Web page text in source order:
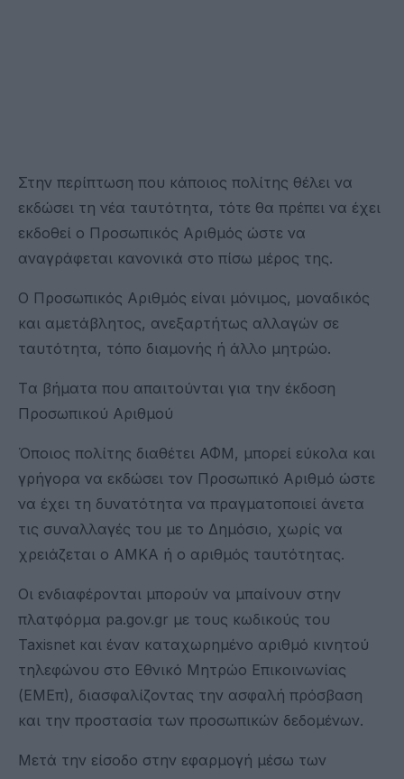
Στην περίπτωση που κάποιος πολίτης θέλει να
εκδώσει τη νέα ταυτότητα, τότε θα πρέπει να έχει
εκδοθεί ο Προσωπικός Αριθμός ώστε να
αναγράφεται κανονικά στο πίσω μέρος της.
Ο Προσωπικός Αριθμός είναι μόνιμος, μοναδικός
και αμετάβλητος, ανεξαρτήτως αλλαγών σε
ταυτότητα, τόπο διαμονής ή άλλο μητρώο.
Tα βήματα που απαιτούνται για την έκδοση
Προσωπικού Αριθμού
Όποιος πολίτης διαθέτει ΑΦΜ, μπορεί εύκολα και
γρήγορα να εκδώσει τον Προσωπικό Αριθμό ώστε
να έχει τη δυνατότητα να πραγματοποιεί άνετα
τις συναλλαγές του με το Δημόσιο, χωρίς να
χρειάζεται ο ΑΜΚΑ ή ο αριθμός ταυτότητας.
Οι ενδιαφέρονται μπορούν να μπαίνουν στην
πλατφόρμα pa.gov.gr με τους κωδικούς του
Taxisnet και έναν καταχωρημένο αριθμό κινητού
τηλεφώνου στο Εθνικό Μητρώο Επικοινωνίας
(ΕΜΕπ), διασφαλίζοντας την ασφαλή πρόσβαση
και την προστασία των προσωπικών δεδομένων.
Μετά την είσοδο στην εφαρμογή μέσω των